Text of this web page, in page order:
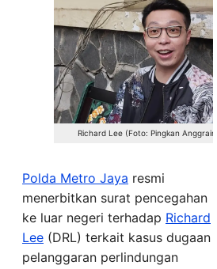
Richard Lee (Foto: Pingkan Anggraini)
Polda Metro Jaya resmi
menerbitkan surat pencegahan
ke luar negeri terhadap Richard
Lee (DRL) terkait kasus dugaan
pelanggaran perlindungan